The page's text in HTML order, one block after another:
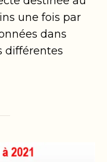
une fois par
dans
différentes